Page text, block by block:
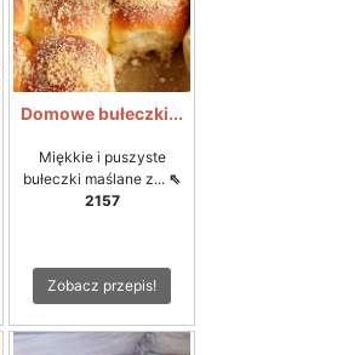
Domowe bułeczki...
Miękkie i puszyste
bułeczki maślane z... ⇖
2157
Zobacz przepis!